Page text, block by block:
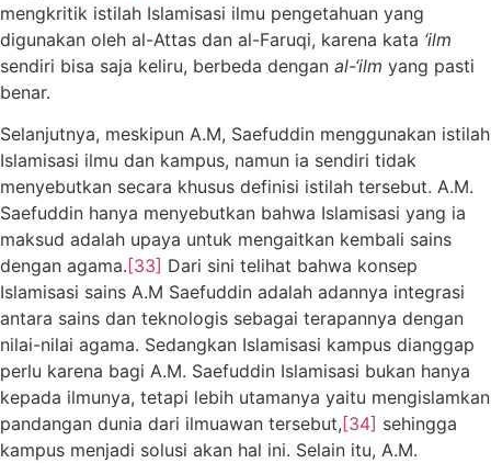
mengkritik istilah Islamisasi ilmu pengetahuan yang
digunakan oleh al-Attas dan al-Faruqi, karena kata ‘ilm
sendiri bisa saja keliru, berbeda dengan al-‘ilm yang pasti
benar.
Selanjutnya, meskipun A.M, Saefuddin menggunakan istilah
Islamisasi ilmu dan kampus, namun ia sendiri tidak
menyebutkan secara khusus definisi istilah tersebut. A.M.
Saefuddin hanya menyebutkan bahwa Islamisasi yang ia
maksud adalah upaya untuk mengaitkan kembali sains
dengan agama. [33] Dari sini telihat bahwa konsep
Islamisasi sains A.M Saefuddin adalah adannya integrasi
antara sains dan teknologis sebagai terapannya dengan
nilai-nilai agama. Sedangkan Islamisasi kampus dianggap
perlu karena bagi A.M. Saefuddin Islamisasi bukan hanya
kepada ilmunya, tetapi lebih utamanya yaitu mengislamkan
pandangan dunia dari ilmuawan tersebut, [34] sehingga
kampus menjadi solusi akan hal ini. Selain itu, A.M.